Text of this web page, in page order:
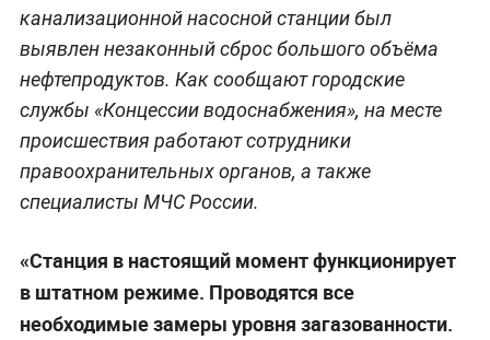
канализационной насосной станции был
выявлен незаконный сброс большого объёма
нефтепродуктов. Как сообщают городские
службы «Концессии водоснабжения», на месте
происшествия работают сотрудники
правоохранительных органов, а также
специалисты МЧС России.
«Станция в настоящий момент функционирует
в штатном режиме. Проводятся все
необходимые замеры уровня загазованности.